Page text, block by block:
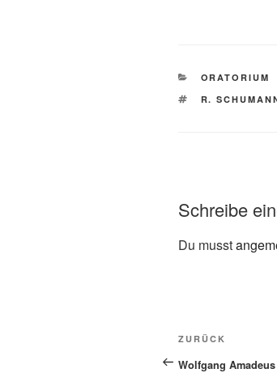
KATEGORIEN
ORATORIUM
R.
Schreibe
Du musst
Vorheriger
Beitrag
ZURÜCK
Wolfgang